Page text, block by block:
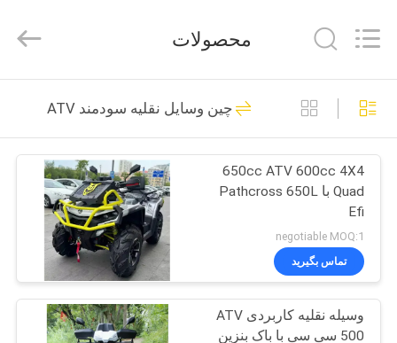
خانه
محصولات
درباره
تور
کارخانه
Vehicle
Co.,Ltd.
Reserved.
چهار چرخ ATV
32
27
محصولات
چین وسایل نقلیه سودمند ATV
650cc ATV 600cc 4X4
Quad با Pathcross 650L
Efi
negotiable MOQ:1
تماس بگیرید
وسیله نقلیه کاربردی ATV
500 سی سی با باک بنزین